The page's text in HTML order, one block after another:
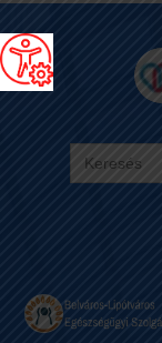
Search
for: